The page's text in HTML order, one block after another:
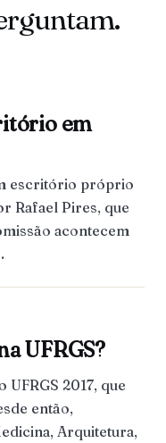
em
escritório próprio
Rafael Pires, que
acontecem
UFRGS?
2017, que
então,
Arquitetura,